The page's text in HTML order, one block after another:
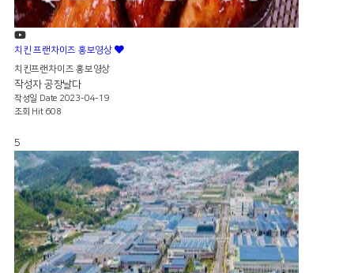
치킨 프랜차이즈 홍보영상
치킨프랜차이즈 홍보영상
작성자 공장날다
작성일 Date 2023-04-19
조회 Hit 608
5